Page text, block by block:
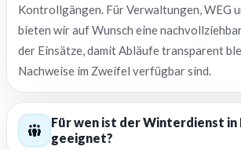
Kontrollgängen. Für Verwaltungen, WEG
bieten wir auf Wunsch eine
der Einsätze, damit Abläufe transparent
Nachweise im Zweifel verfügbar sind.
Für wen ist der Winterdienst in
geeignet?